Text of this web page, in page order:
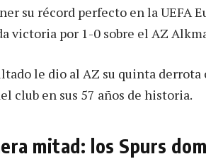
su récord perfecto en la UEFA
victoria por 1-0 sobre el AZ
le dio al AZ su quinta
club en sus 57 años de historia.
mitad: los Spurs